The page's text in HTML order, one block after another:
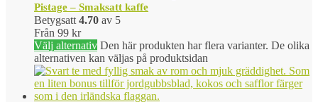
Pistage – Smaksatt kaffe
Betygsatt 4.70 av 5
Från 99 kr
Välj alternativ Den här produkten har flera varianter. De olika
alternativen kan väljas på produktsidan